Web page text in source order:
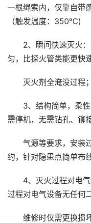
一根绳索内，仅靠自带
（触发温度：350℃)
2、瞬间快速灭火：
匀，比探火管类能更快
灭火剂全淹没过程；
3、结构简单，柔性
需停机，无需钻孔、铆
气源等要求，安装过
约，针对隐患点简单布
4、灭火过程对电气
过程对电气设备无任何
维修时仅需更换损坏